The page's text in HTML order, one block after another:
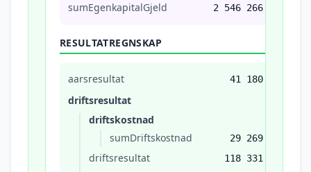
sumEgenkapitalGjeld 2 546 266
RESULTATREGNSKAP
aarsresultat 41 180
driftsresultat
driftskostnad
sumDriftskostnad
29 269
driftsresultat 118 331